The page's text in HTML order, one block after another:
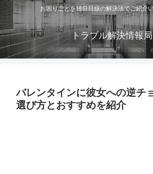
お困りごとを独自目線の解決法でご紹介い
トラブル解決情報局
バレンタインに彼女への逆チ
選び方とおすすめを紹介